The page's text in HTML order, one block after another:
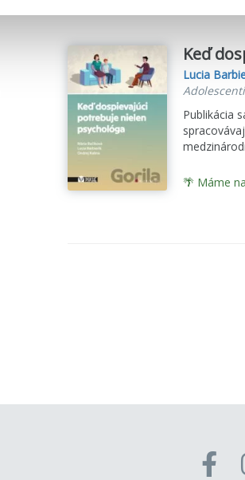
Keď
Lucia
Publikácia
🌴 Máme